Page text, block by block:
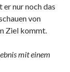
er nur noch das
von
Ziel kommt.
mit einem